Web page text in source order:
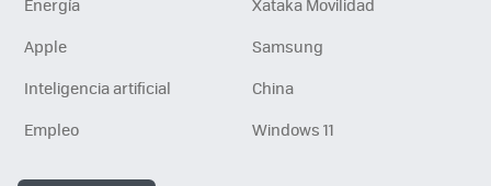
Apple
Samsung
Inteligencia artificial
China
Empleo
Windows 11